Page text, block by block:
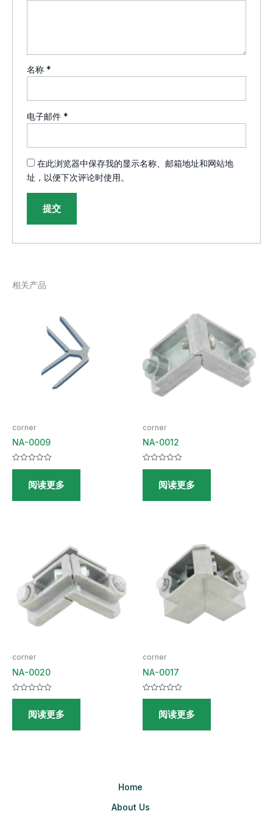
名称 *
电子邮件 *
在此浏览器中保存我的显示名称、邮箱地址和网站地
址，以便下次评论时使用。
相关产品
corner
NA-0009
评
&sol;阅读更多
corner
NA-0012
评
&sol;阅读更多
corner
NA-0020
评
&sol;阅读更多
corner
NA-0017
评
&sol;阅读更多
Home
About Us